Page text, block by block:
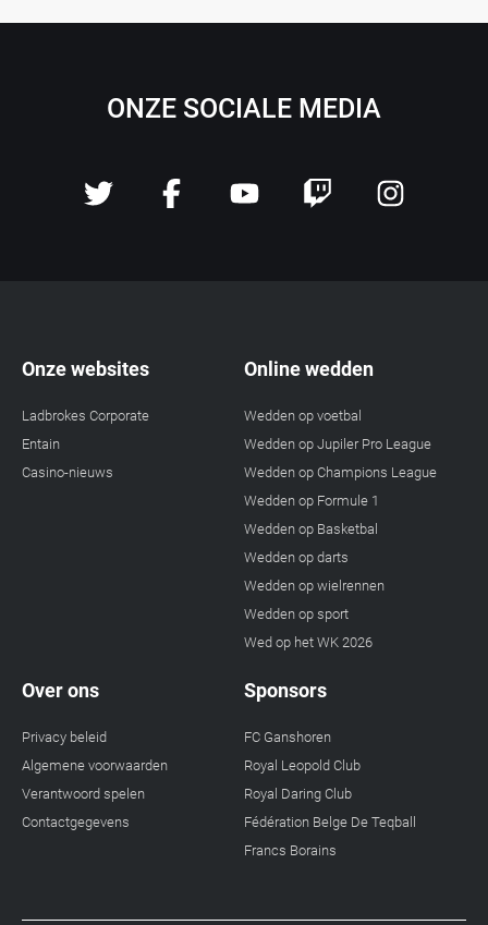
ONZE SOCIALE MEDIA
Onze websites
Ladbrokes Corporate
Entain
Casino-nieuws
Online wedden
Wedden op voetbal
Wedden op Jupiler Pro League
Wedden op Champions League
Wedden op Formule 1
Wedden op Basketbal
Wedden op darts
Wedden op wielrennen
Wedden op sport
Wed op het WK 2026
Over ons
Privacy beleid
Algemene voorwaarden
Verantwoord spelen
Contactgegevens
Sponsors
FC Ganshoren
Royal Leopold Club
Royal Daring Club
Fédération Belge De Teqball
Francs Borains